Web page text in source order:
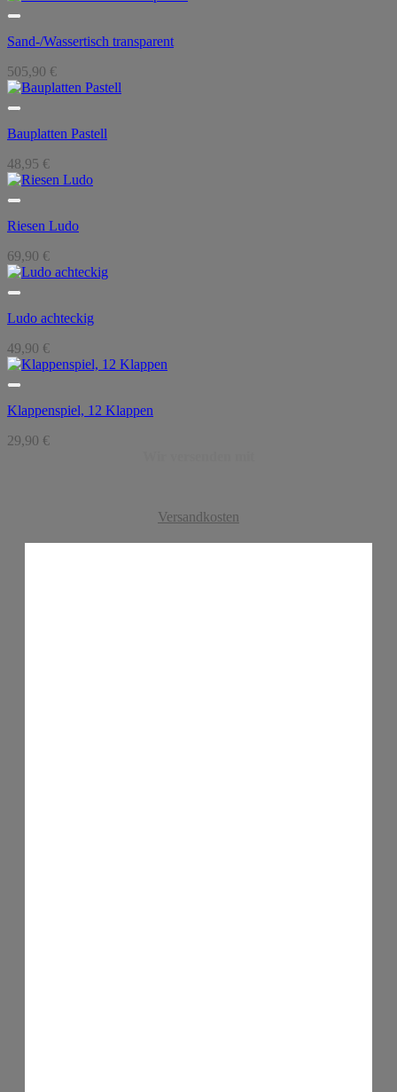
Sand-/Wassertisch transparent
505,90 €
Bauplatten Pastell
48,95 €
Riesen Ludo
69,90 €
Ludo achteckig
49,90 €
Klappenspiel, 12 Klappen
29,90 €
Versandkosten